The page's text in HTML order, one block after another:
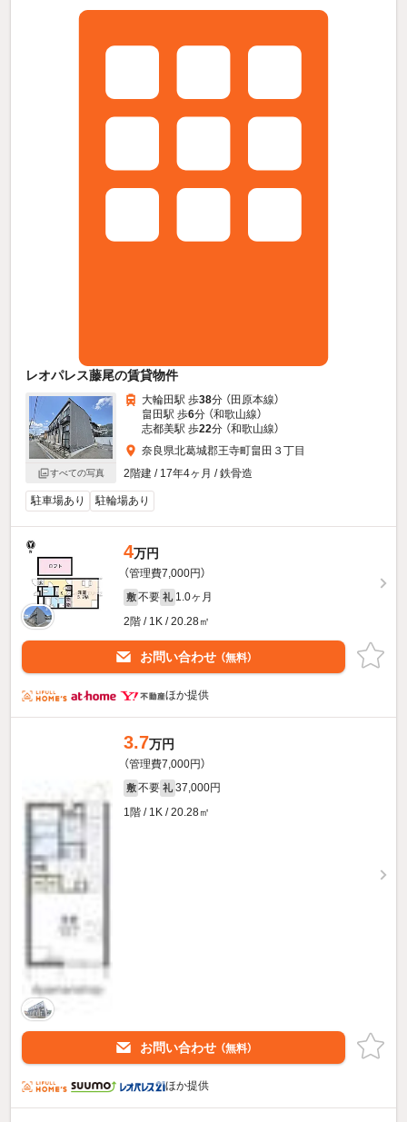
レオパレス藤尾の賃貸物件
すべての写真
大輪田駅 歩38分 （田原本線）
畠田駅 歩6分 （和歌山線）
志都美駅 歩22分 （和歌山線）
奈良県北葛城郡王寺町畠田３丁目
2階建 / 17年4ヶ月 / 鉄骨造
駐車場あり 駐輪場あり
4万円
（管理費7,000円）
敷 不要 礼 1.0ヶ月
2階 / 1K / 20.28㎡
お問い合わせ （無料）
ほか提供
3.7万円
（管理費7,000円）
敷 不要 礼 37,000円
1階 / 1K / 20.28㎡
お問い合わせ （無料）
ほか提供